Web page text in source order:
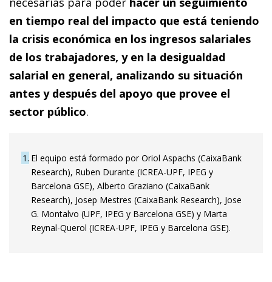
en tiempo real del impacto que está teniendo
la crisis económica en los ingresos salariales
de los trabajadores, y en la desigualdad
salarial en general, analizando su situación
antes y después del apoyo que provee el
sector público.
1 El equipo está formado por Oriol Aspachs (CaixaBank
Research), Ruben Durante (ICREA-UPF, IPEG y
Barcelona GSE), Alberto Graziano (CaixaBank
Research), Josep Mestres (CaixaBank Research), Jose
G. Montalvo (UPF, IPEG y Barcelona GSE) y Marta
Reynal-Querol (ICREA-UPF, IPEG y Barcelona GSE).